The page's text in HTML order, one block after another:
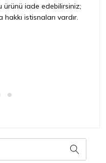
ürünü iade edebilirsiniz;
istisnaları vardır.